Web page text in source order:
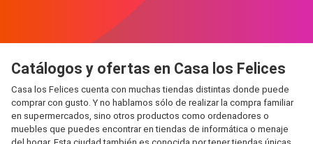
Catálogos y ofertas en Casa los Felices
Casa los Felices cuenta con muchas tiendas distintas donde puede
comprar con gusto. Y no hablamos sólo de realizar la compra familiar
en supermercados, sino otros productos como ordenadores o
muebles que puedes encontrar en tiendas de informática o menaje